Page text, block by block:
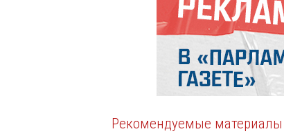
Рекомендуемые материалы